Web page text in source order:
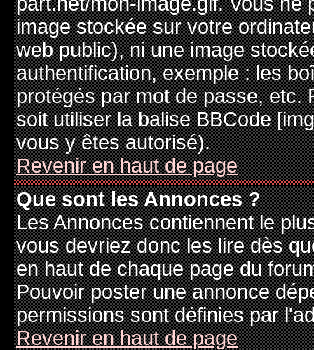
image stockée sur votre
web public), ni une image
authentification, exemple : les
protégés par mot de passe, etc.
soit utiliser la balise BBCode
vous y êtes autorisé).
Revenir en haut de page
Que sont les Annonces ?
Les Annonces contiennent le
vous devriez donc les lire dès
en haut de chaque page du
Pouvoir poster une annonce
permissions sont définies par
Revenir en haut de page